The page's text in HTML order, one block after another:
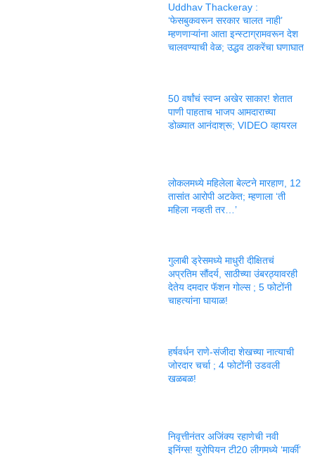
Uddhav Thackeray :
‘फेसबुकवरून सरकार चालत नाही’
म्हणणाऱ्यांना आता इन्स्टाग्रामवरून देश
चालवण्याची वेळ; उद्धव ठाकरेंचा घणाघात
50 वर्षांचं स्वप्न अखेर साकार! शेतात
पाणी पाहताच भाजप आमदाराच्या
डोळ्यात आनंदाश्रू; VIDEO व्हायरल
लोकलमध्ये महिलेला बेल्टने मारहाण, 12
तासांत आरोपी अटकेत; म्हणाला ‘ती
महिला नव्हती तर…’
गुलाबी ड्रेसमध्ये माधुरी दीक्षितचं
अप्रतिम सौंदर्य, साठीच्या उंबरठ्यावरही
देतेय दमदार फॅशन गोल्स ; 5 फोटोंनी
चाहत्यांना घायाळ!
हर्षवर्धन राणे-संजीदा शेखच्या नात्याची
जोरदार चर्चा ; 4 फोटोंनी उडवली
खळबळ!
निवृत्तीनंतर अजिंक्य रहाणेची नवी
इनिंग्स! युरोपियन टी20 लीगमध्ये ‘मार्की’